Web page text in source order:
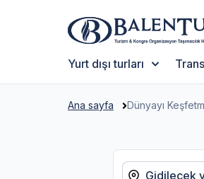
Yurt dışı turları
Ana sayfa Dünyayı
Gidilecek